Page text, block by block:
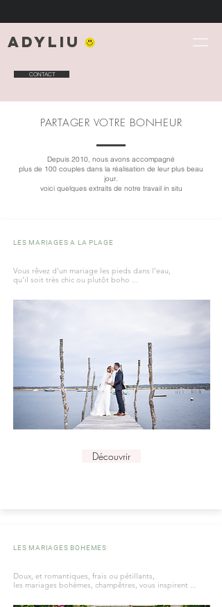
Adyliu
CONTACT
PARTAGER VOTRE BONHEUR
Depuis 2010, nous avons accompagné
plus de 100 couples dans la réalisation de leur plus beau
jour.
voici quelques extraits de notre travail in situ
LES MARIAGES A LA PLAGE
Vous rêvez d'un mariage les pieds dans l'eau,
qu'il soit très chic ou plutôt boho ...
Découvrir
LES MARIAGES BOHEMES
Doux, et romantiques, frais ou pétillants,
les mariages bohèmes, champêtres, vous inspirent ...